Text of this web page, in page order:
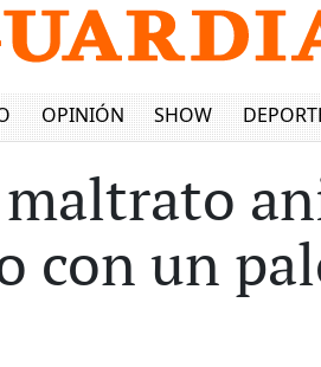
OPINIÓN SHOW
con un